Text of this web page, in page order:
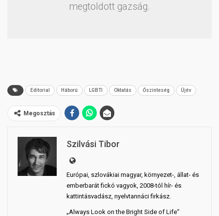
megtoldott gazság.
Editorial Háború LGBTI Oktatás Őszinteség Újév
Megosztás
Szilvási Tibor
Európai, szlovákiai magyar, környezet-, állat- és
emberbarát fickó vagyok, 2008-tól hír- és
kattintásvadász, nyelvtannáci firkász.
„Always Look on the Bright Side of Life“